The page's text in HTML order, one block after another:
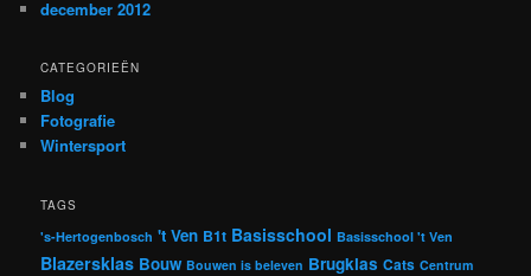
december 2012
CATEGORIEËN
Blog
Fotografie
Wintersport
TAGS
's-Hertogenbosch 't Ven B1t Basisschool Basisschool 't Ven
Blazersklas Bouw Bouwen is beleven Brugklas Cats Centrum